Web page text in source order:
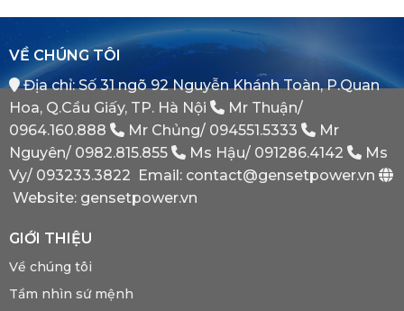
VỀ CHÚNG TÔI
Địa chỉ: Số 31 ngõ 92 Nguyễn Khánh Toàn, P.Quan
Hoa, Q.Cầu Giấy, TP. Hà Nội
Mr Thuận/
0964.160.888
Mr Chủng/ 094551.5333
Mr
Nguyên/ 0982.815.855 Ms Hậu/ 091286.4142
Ms
Vy/ 093233.3822 Email: contact@gensetpower.vn
Website: gensetpower.vn
GIỚI THIỆU
Về chúng tôi
Tầm nhìn sứ mệnh